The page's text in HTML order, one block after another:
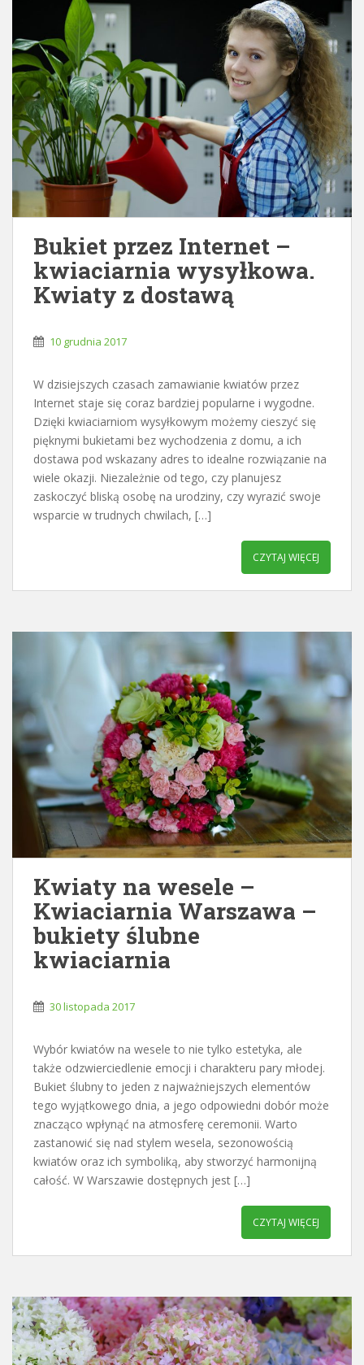
Bukiet przez Internet –
kwiaciarnia wysyłkowa.
Kwiaty z dostawą
10 grudnia 2017
W dzisiejszych czasach zamawianie kwiatów przez
Internet staje się coraz bardziej popularne i wygodne.
Dzięki kwiaciarniom wysyłkowym możemy cieszyć się
pięknymi bukietami bez wychodzenia z domu, a ich
dostawa pod wskazany adres to idealne rozwiązanie na
wiele okazji. Niezależnie od tego, czy planujesz
zaskoczyć bliską osobę na urodziny, czy wyrazić swoje
wsparcie w trudnych chwilach, […]
CZYTAJ WIĘCEJ
Kwiaty na wesele –
Kwiaciarnia Warszawa –
bukiety ślubne
kwiaciarnia
30 listopada 2017
Wybór kwiatów na wesele to nie tylko estetyka, ale
także odzwierciedlenie emocji i charakteru pary młodej.
Bukiet ślubny to jeden z najważniejszych elementów
tego wyjątkowego dnia, a jego odpowiedni dobór może
znacząco wpłynąć na atmosferę ceremonii. Warto
zastanowić się nad stylem wesela, sezonowością
kwiatów oraz ich symboliką, aby stworzyć harmonijną
całość. W Warszawie dostępnych jest […]
CZYTAJ WIĘCEJ